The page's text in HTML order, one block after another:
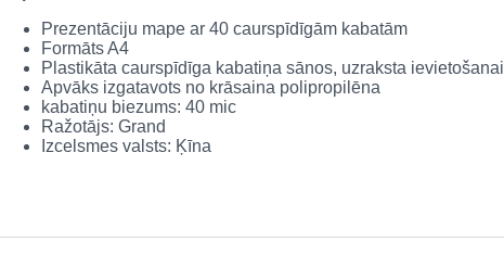
Prezentāciju mape ar 40 caurspīdīgām kabatām
Formāts A4
Plastikāta caurspīdīga kabatiņa sānos, uzraksta ievietošanai
Apvāks izgatavots no krāsaina polipropilēna
kabatiņu biezums: 40 mic
Ražotājs: Grand
Izcelsmes valsts: Ķīna